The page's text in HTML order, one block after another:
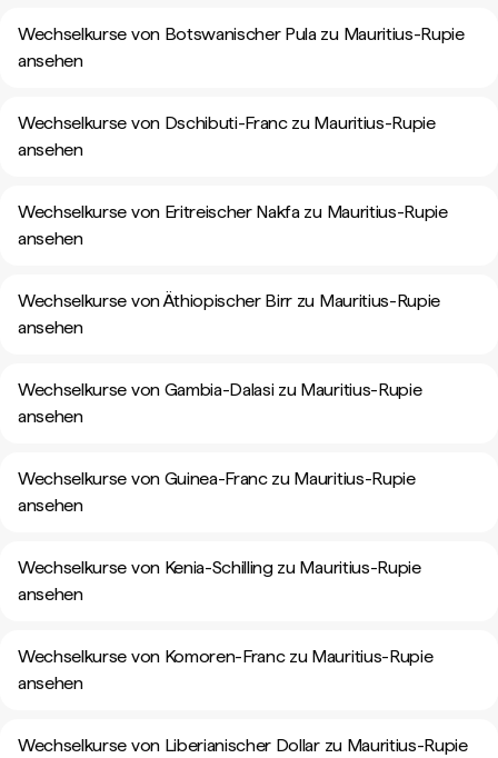
Wechselkurse von Botswanischer Pula zu Mauritius-Rupie
ansehen
Wechselkurse von Dschibuti-Franc zu Mauritius-Rupie
ansehen
Wechselkurse von Eritreischer Nakfa zu Mauritius-Rupie
ansehen
Wechselkurse von Äthiopischer Birr zu Mauritius-Rupie
ansehen
Wechselkurse von Gambia-Dalasi zu Mauritius-Rupie
ansehen
Wechselkurse von Guinea-Franc zu Mauritius-Rupie
ansehen
Wechselkurse von Kenia-Schilling zu Mauritius-Rupie
ansehen
Wechselkurse von Komoren-Franc zu Mauritius-Rupie
ansehen
Wechselkurse von Liberianischer Dollar zu Mauritius-Rupie